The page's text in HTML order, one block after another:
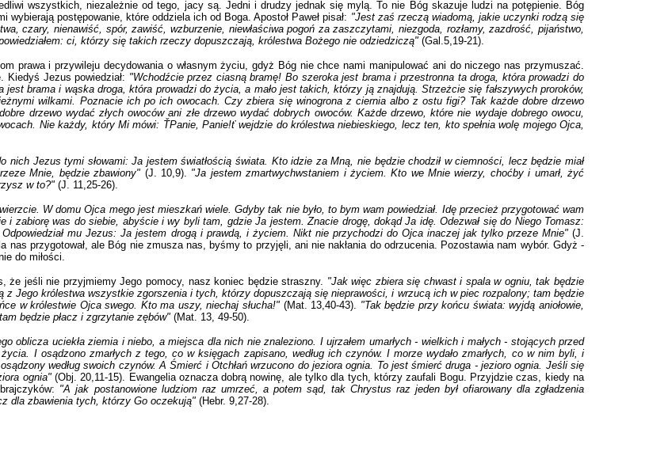
wszystkich, niezależnie od tego, jacy są. Jedni i drudzy jednak się mylą. To nie Bóg skazuje ludzi na potępienie. Bóg
postępowanie, które oddziela ich od Boga. Apostoł Paweł pisał: "Jest zaś rzeczą wiadomą, jakie uczynki rodzą się
czary, nienawiść, spór, zawiść, wzburzenie, niewłaściwa pogoń za zaszczytami, niezgoda, rozłamy, zazdrość, pijaństwo,
ci, którzy się takich rzeczy dopuszczają, królestwa Bożego nie odziedziczą" (Gal.5,19-21).
prawa i przywileju decydowania o własnym życiu, gdyż Bóg nie chce nami manipulować ani do niczego nas przymuszać.
Kiedyś Jezus powiedział: "Wchodźcie przez ciasną bramę! Bo szeroka jest brama i przestronna ta droga, która prowadzi do
brama i wąska droga, która prowadzi do życia, a mało jest takich, którzy ją znajdują. Strzeżcie się fałszywych proroków,
wilkami. Poznacie ich po ich owocach. Czy zbiera się winogrona z ciernia albo z ostu figi? Tak każde dobre drzewo
drzewo wydać złych owoców ani złe drzewo wydać dobrych owoców. Każde drzewo, które nie wydaje dobrego owocu,
Nie każdy, który Mi mówi: ŤPanie, Panie!ť wejdzie do królestwa niebieskiego, lecz ten, kto spełnia wolę mojego Ojca,
nich Jezus tymi słowami: Ja jestem światłością świata. Kto idzie za Mną, nie będzie chodził w ciemności, lecz będzie miał
Mnie, będzie zbawiony" (J. 10,9). "Ja jestem zmartwychwstaniem i życiem. Kto we Mnie wierzy, choćby i umarł, żyć
w to?" (J. 11,25-26).
W domu Ojca mego jest mieszkań wiele. Gdyby tak nie było, to bym wam powiedział. Idę przecież przygotować wam
zabiorę was do siebie, abyście i wy byli tam, gdzie Ja jestem. Znacie drogę, dokąd Ja idę. Odezwał się do Niego Tomasz:
mu Jezus: Ja jestem drogą i prawdą, i życiem. Nikt nie przychodzi do Ojca inaczej jak tylko przeze Mnie" (J.
nas przygotował, ale Bóg nie zmusza nas, byśmy to przyjęli, ani nie nakłania do odrzucenia. Pozostawia nam wybór. Gdyż -
do miłości.
że jeśli nie przyjmiemy Jego pomocy, nasz koniec będzie straszny. "Jak więc zbiera się chwast i spala w ogniu, tak będzie
z Jego królestwa wszystkie zgorszenia i tych, którzy dopuszczają się nieprawości, i wrzucą ich w piec rozpalony; tam będzie
w królestwie Ojca swego. Kto ma uszy, niechaj słucha!" (Mat. 13,40-43). "Tak będzie przy końcu świata: wyjdą aniołowie,
będzie płacz i zgrzytanie zębów" (Mat. 13, 49-50).
oblicza uciekła ziemia i niebo, a miejsca dla nich nie znaleziono. I ujrzałem umarłych - wielkich i małych - stojących przed
I osądzono zmarłych z tego, co w księgach zapisano, według ich czynów. I morze wydało zmarłych, co w nim byli, i
według swoich czynów. A Śmierć i Otchłań wrzucono do jeziora ognia. To jest śmierć druga - jezioro ognia. Jeśli się
ognia"(Obj. 20,11-15). Ewangelia oznacza dobrą nowinę, ale tylko dla tych, którzy zaufali Bogu. Przyjdzie czas, kiedy na
"A jak postanowione ludziom raz umrzeć, a potem sąd, tak Chrystus raz jeden był ofiarowany dla zgładzenia
dla zbawienia tych, którzy Go oczekują" (Hebr. 9,27-28).